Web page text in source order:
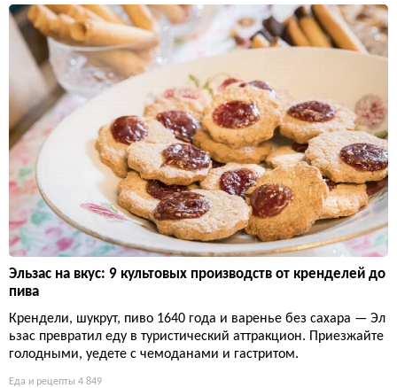
Эльзас на вкус: 9 культовых производств от кренделей до
пива
Крендели, шукрут, пиво 1640 года и варенье без сахара — Эл
ьзас превратил еду в туристический аттракцион. Приезжайте
голодными, уедете с чемоданами и гастритом.
Еда и рецепты 4 849